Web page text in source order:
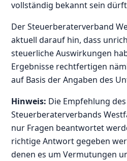
vollständig bekannt sein
Der Steuerberaterverband
aktuell darauf hin, dass
steuerliche Auswirkungen
Ergebnisse rechtfertigen
auf Basis der Angaben des
Hinweis: Die Empfehlung des
Steuerberaterverbands
nur Fragen beantwortet
richtige Antwort gegeben
denen es um Vermutungen